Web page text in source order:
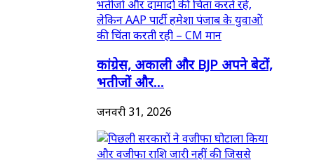
कांग्रेस, अकाली और BJP अपने बेटों,
भतीजों और...
जनवरी 31, 2026